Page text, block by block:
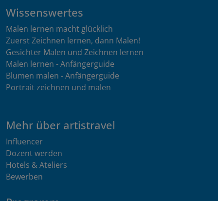
Wissenswertes
Malen lernen macht glücklich
Zuerst Zeichnen lernen, dann Malen!
Gesichter Malen und Zeichnen lernen
Malen lernen - Anfängerguide
Blumen malen - Anfängerguide
Portrait zeichnen und malen
Mehr über artistravel
Influencer
Dozent werden
Hotels & Ateliers
Bewerben